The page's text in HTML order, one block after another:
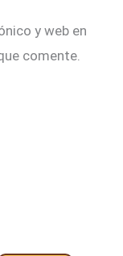
y web en
comente.